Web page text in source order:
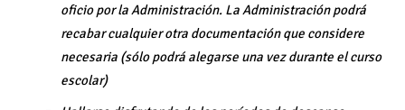
oficio por la Administración. La Administración podrá
recabar cualquier otra documentación que considere
necesaria (sólo podrá alegarse una vez durante el curso
escolar)